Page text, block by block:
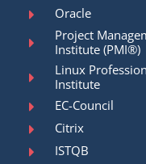
Oracle
Project
Institute (PMI®)
Linux
Institute
EC-Council
Citrix
ISTQB